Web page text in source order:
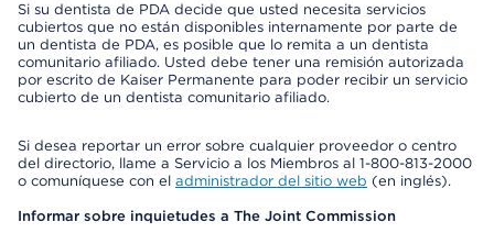
Si su dentista de PDA decide que usted necesita servicios
cubiertos que no están disponibles internamente por parte de
un dentista de PDA, es posible que lo remita a un dentista
comunitario afiliado. Usted debe tener una remisión autorizada
por escrito de Kaiser Permanente para poder recibir un servicio
cubierto de un dentista comunitario afiliado.
Si desea reportar un error sobre cualquier proveedor o centro
del directorio, llame a Servicio a los Miembros al 1-800-813-2000
o comuníquese con el administrador del sitio web (en inglés).
Informar sobre inquietudes a The Joint Commission